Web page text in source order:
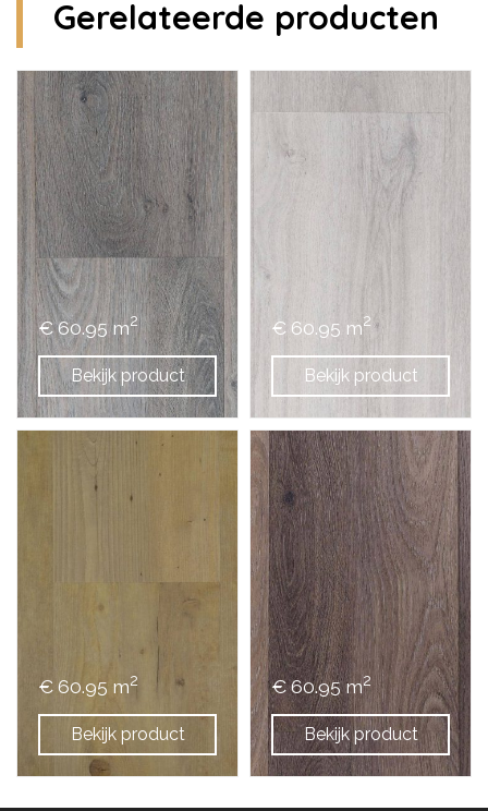
Gerelateerde producten
Bekijk product
€ 60.95 m2
Bekijk product
€ 60.95 m2
Bekijk product
€ 60.95 m2
Bekijk product
€ 60.95 m2